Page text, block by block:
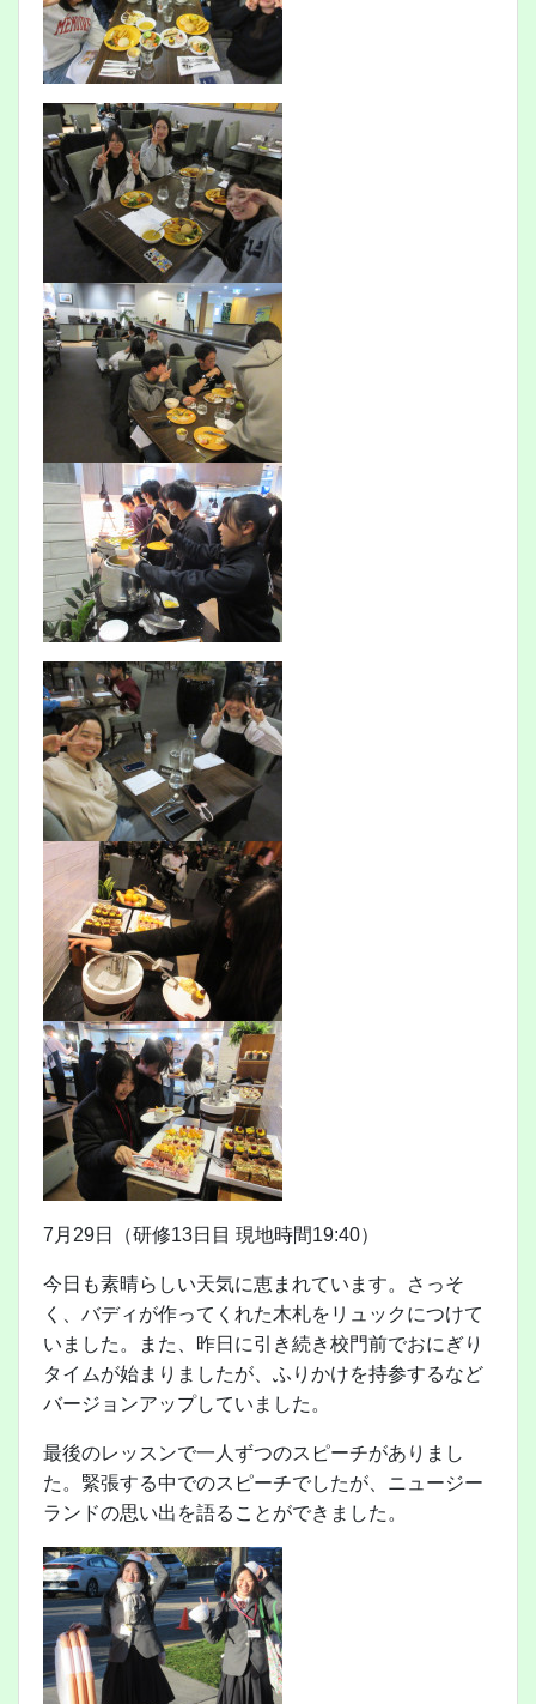
7月29日（研修13日目 現地時間19:40）
今日も素晴らしい天気に恵まれています。さっそ
く、バディが作ってくれた木札をリュックにつけて
いました。また、昨日に引き続き校門前でおにぎり
タイムが始まりましたが、ふりかけを持参するなど
バージョンアップしていました。
最後のレッスンで一人ずつのスピーチがありまし
た。緊張する中でのスピーチでしたが、ニュージー
ランドの思い出を語ることができました。